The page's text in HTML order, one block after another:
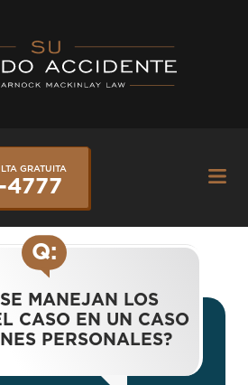
GRATUITA
4777
Q:
MANEJAN LOS
CASO EN UN CASO
PERSONALES?